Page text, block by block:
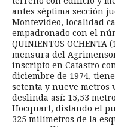
antes séptima sección
Montevideo, localidad
empadronado con el
QUINIENTOS
mensura del
inscripto en Catastro
diciembre de 1974,
setenta y nueve metros
deslinda así: 15,53
Hocquart, distando el
325 milímetros de la